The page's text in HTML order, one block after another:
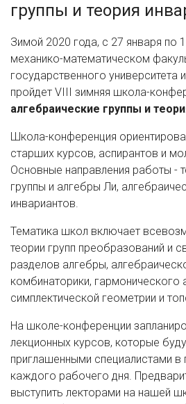
группы и теория
Зимой 2020 года, с 27 января по
механико-математическом
государственного
пройдет VIII зимняя школа-
алгебраические группы и
Школа-конференция
старших курсов, аспирантов и
Основные направления работы -
группы и алгебры Ли,
инвариантов.
Тематика школ включает
теории групп преобразований и
разделов алгебры,
комбинаторики, гармонического
симплектической геометрии и
На школе-конференции
лекционных курсов, которые
приглашенными специалистами в
каждого рабочего дня.
выступить лекторами на нашей